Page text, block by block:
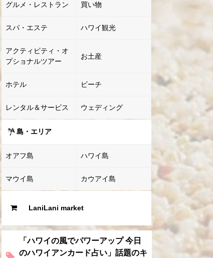
グルメ・レストラン 買い物
スパ・エステ ハワイ観光
アクティビティ・オ
プショナルツアー
お土産
ホテル ビーチ
レンタル＆サービス ウェディング
島・エリア
オアフ島 ハワイ島
マウイ島 カウアイ島
LaniLani market
「ハワイの風でパワーアップ 今日
のハワイアンカード占い」話題のキ